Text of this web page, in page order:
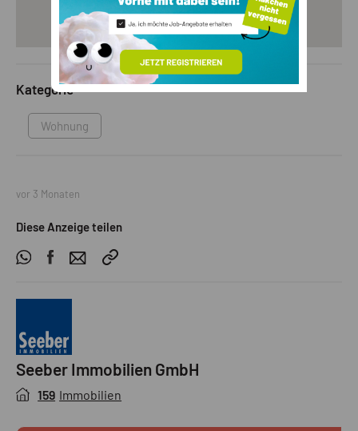
Kategorie
Wohnung
vor 3 Monaten
Diese Anzeige teilen
Seeber Immobilien GmbH
159 Immobilien